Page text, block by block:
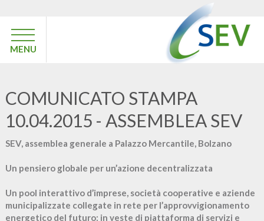
MENU
COMUNICATO STAMPA
10.04.2015 - ASSEMBLEA SEV
SEV, assemblea generale a Palazzo Mercantile, Bolzano
Un pensiero globale per un’azione decentralizzata
Un pool interattivo d’imprese, società cooperative e aziende
municipalizzate collegate in rete per l’approvvigionamento
energetico del futuro: in veste di piattaforma di servizi e